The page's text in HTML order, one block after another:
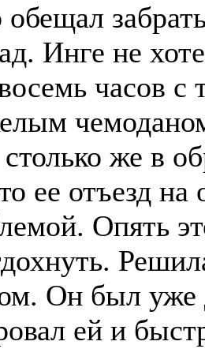
Инге не
часов с
же в
ее отъезд на
Опять
Он был уже
ей и